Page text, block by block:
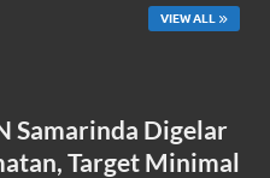
VIEW ALL
Samarinda Digelar
Target Minimal